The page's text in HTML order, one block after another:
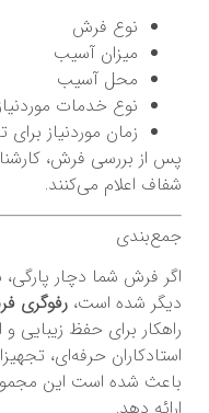
نوع فرش
میزان آسیب
محل آسیب
نوع خدمات
زمان موردنیاز برای
پس از بررسی فرش،
شفاف اعلام می‌کنند.
جمع‌بندی
اگر فرش شما دچار
دیگر شده است، رفوگری
راهکار برای حفظ زیبایی
استادکاران حرفه‌ای،
باعث شده است این